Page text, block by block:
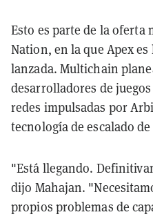
Esto es parte de la oferta
Nation, en la que Apex
lanzada. Multichain
desarrolladores de
redes impulsadas por
tecnología de escalado de
"Está llegando.
dijo Mahajan.
propios problemas de